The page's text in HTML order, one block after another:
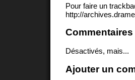
Pour faire un
http://
Commentaires
Désactivés, mais...
Ajouter un